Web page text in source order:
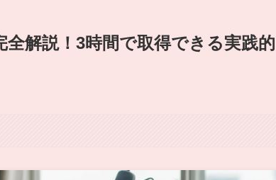
解説！3時間で取得できる実践的